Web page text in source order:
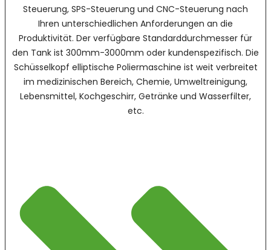
Steuerung, SPS-Steuerung und CNC-Steuerung nach
Ihren unterschiedlichen Anforderungen an die
Produktivität. Der verfügbare Standarddurchmesser für
den Tank ist 300mm-3000mm oder kundenspezifisch. Die
Schüsselkopf elliptische Poliermaschine ist weit verbreitet
im medizinischen Bereich, Chemie, Umweltreinigung,
Lebensmittel, Kochgeschirr, Getränke und Wasserfilter,
etc.